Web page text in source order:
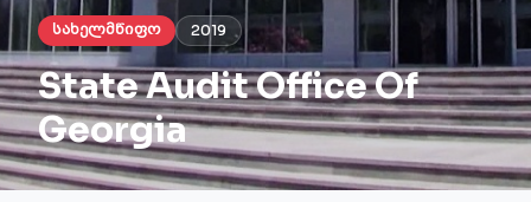
სახელმწიფო 2019
State Audit Office Of
Georgia